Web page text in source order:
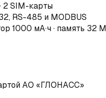
2 SIM-карты
RS-485 и MODBUS
1000 мА·ч · память 32
АО «ГЛОНАСС»